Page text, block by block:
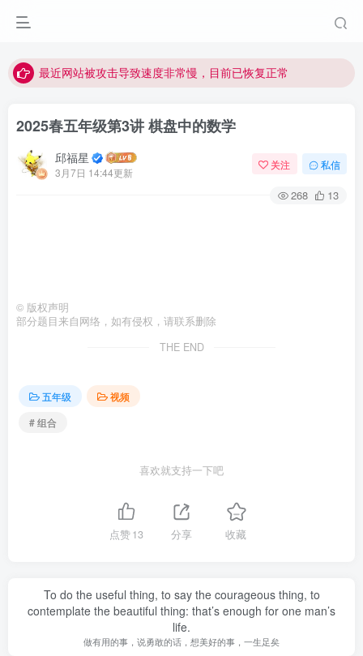
最近网站被攻击导致速度非常慢，目前已恢复正常
2025春五年级第3讲 棋盘中的数学
邱福星
3月7日 14:44更新
关注 私信
268 13
© 版权声明
部分题目来自网络，如有侵权，请联系删除
THE END
五年级
视频
# 组合
喜欢就支持一下吧
点赞13 分享 收藏
To do the useful thing, to say the courageous thing, to
contemplate the beautiful thing: that’s enough for one man’s
life.
做有用的事，说勇敢的话，想美好的事，一生足矣